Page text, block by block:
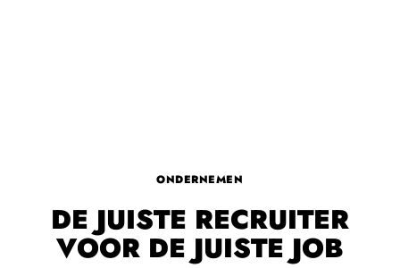
ONDERNEMEN
DE JUISTE RECRUITER
VOOR DE JUISTE JOB